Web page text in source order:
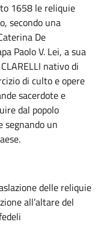
1658 le reliquie
secondo una
De
Paolo V. Lei, a sua
nativo di
di culto e opere
sacerdote e
dal popolo
segnando un
delle reliquie
all’altare del